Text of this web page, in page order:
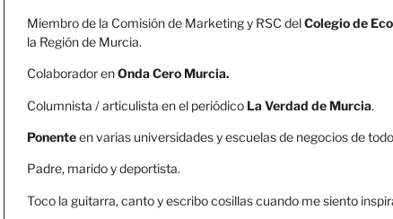
Miembro de la Comisión de Marketing y RSC delColegio de
la Región de Murcia.
Colaborador enOnda Cero Murcia.
Columnista / articulista en el periódico La Verdad de Murcia.
Ponenteen varias universidades y escuelas de negocios de
Padre, marido y deportista.
Toco la guitarra, canto y escribo cosillas cuando me siento